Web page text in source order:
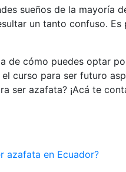
sueños de la mayoría
un tanto confuso.
de cómo puedes optar
curso para ser futuro
ser azafata? ¡Acá te
azafata en Ecuador?